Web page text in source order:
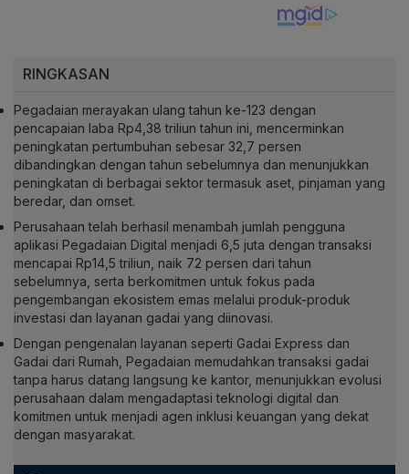
RINGKASAN
Pegadaian merayakan ulang tahun ke-123 dengan
pencapaian laba Rp4,38 triliun tahun ini, mencerminkan
peningkatan pertumbuhan sebesar 32,7 persen
dibandingkan dengan tahun sebelumnya dan menunjukkan
peningkatan di berbagai sektor termasuk aset, pinjaman yang
beredar, dan omset.
Perusahaan telah berhasil menambah jumlah pengguna
aplikasi Pegadaian Digital menjadi 6,5 juta dengan transaksi
mencapai Rp14,5 triliun, naik 72 persen dari tahun
sebelumnya, serta berkomitmen untuk fokus pada
pengembangan ekosistem emas melalui produk-produk
investasi dan layanan gadai yang diinovasi.
Dengan pengenalan layanan seperti Gadai Express dan
Gadai dari Rumah, Pegadaian memudahkan transaksi gadai
tanpa harus datang langsung ke kantor, menunjukkan evolusi
perusahaan dalam mengadaptasi teknologi digital dan
komitmen untuk menjadi agen inklusi keuangan yang dekat
dengan masyarakat.